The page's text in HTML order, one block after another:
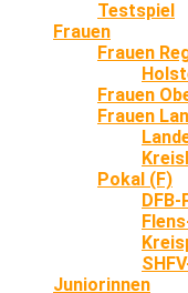
Testspiel
Frauen
Frauen
Frauen
Frauen
Pokal (F)
Juniorinnen